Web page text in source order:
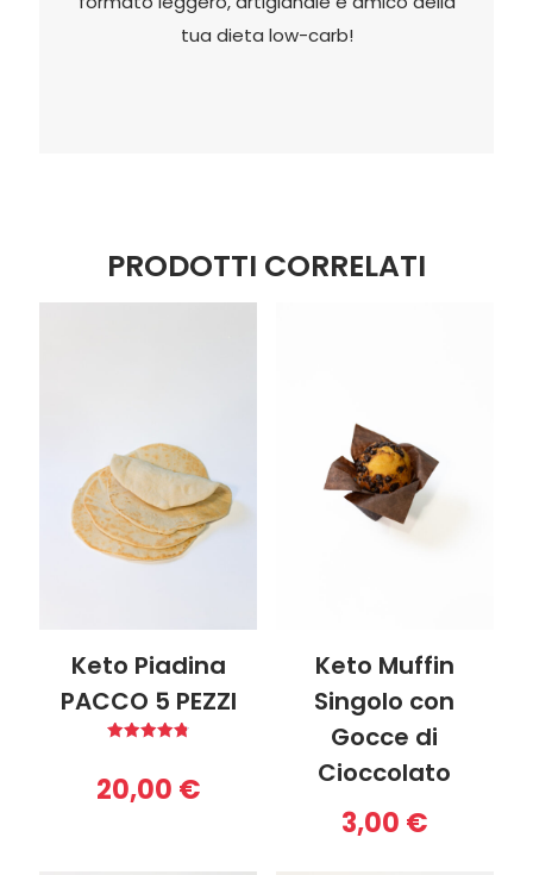
tua dieta low-carb!
PRODOTTI CORRELATI
Keto Piadina
PACCO 5 PEZZI
su 5
20,00 €
Keto Muffin
Singolo con
Gocce di
Cioccolato
3,00 €